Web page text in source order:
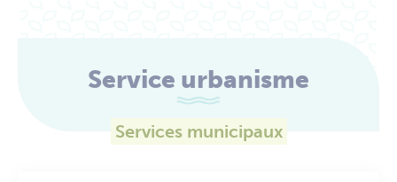
Service urbanisme
Services municipaux